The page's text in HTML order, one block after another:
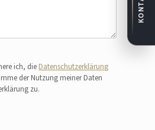
ich, die Datenschutzerklärung
der Nutzung meiner Daten
zu.